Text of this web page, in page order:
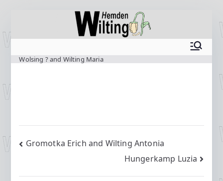
Inhalt
Wolsing ? and Wilting Maria
Beitragsnavigation
Gromotka Erich and Wilting Antonia
Hungerkamp Luzia